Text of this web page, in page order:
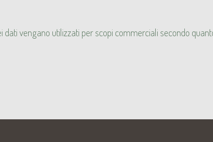
dati vengano utilizzati per scopi commerciali secondo